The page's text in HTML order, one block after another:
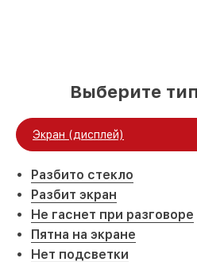
Выберите
Экран (дисплей)
Разбито стекло
Разбит экран
Не гаснет при разговоре
Пятна на экране
Нет подсветки